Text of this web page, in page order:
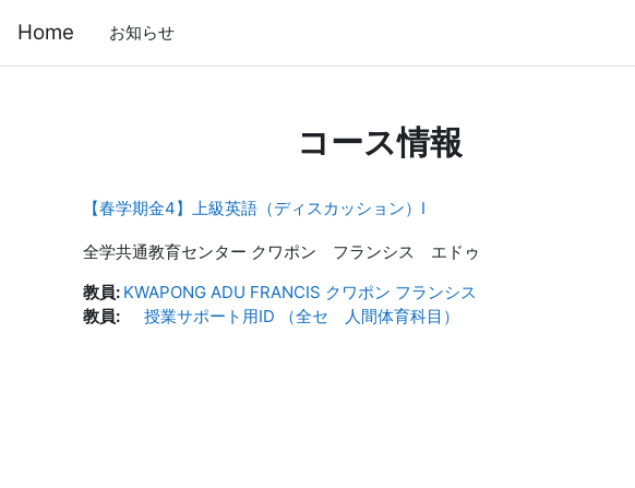
Home お知らせ
コース情報
【春学期金4】上級英語（ディスカッション）Ⅰ
全学共通教育センター クワポン フランシス エドゥ
教員: KWAPONG ADU FRANCIS クワポン フランシス
教員:
授業サポート用ID （全セ 人間体育科目）